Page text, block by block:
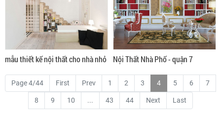
mẫu thiết kế nội thất cho nhà nhỏ Nội Thất Nhà Phố - quận 7
Page 4/44 First Prev 1 2 3 4 5 6 7
8 9 10 ... 43 44 Next Last